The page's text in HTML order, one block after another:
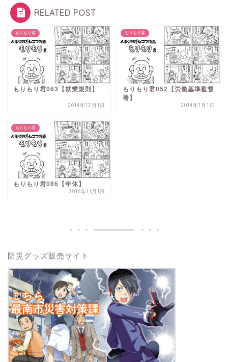
RELATED POST
もりもり君
もりもり君063【就業規則】
2014年12月1日
もりもり君
もりもり君052【労働基準監督
署】
2014年1月1日
もりもり君
もりもり君086【年休】
2016年11月1日
防災グッズ販売サイト